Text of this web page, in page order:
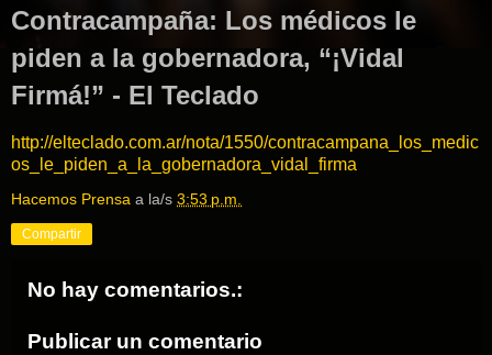
Contracampaña: Los médicos le
piden a la gobernadora, “¡Vidal
Firmá!” - El Teclado
http://elteclado.com.ar/nota/1550/contracampana_los_medic
os_le_piden_a_la_gobernadora_vidal_firma
Hacemos Prensa a la/s 3:53 p.m.
Compartir
No hay comentarios.:
Publicar un comentario